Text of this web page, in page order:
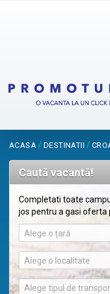
ACASA / DESTINATII /
Caută vacantă!
Completati toate
jos pentru a gasi oferta
Alege o țară
Alege o localitate
Alege tipul de